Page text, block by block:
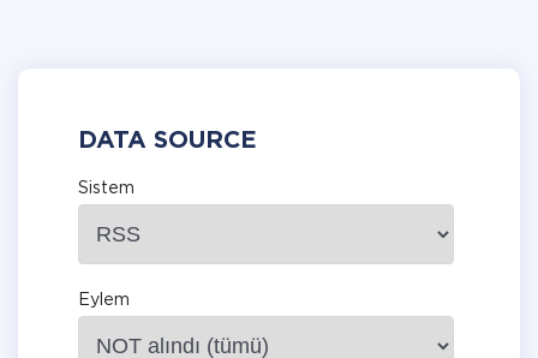
DATA SOURCE
Sistem
Eylem